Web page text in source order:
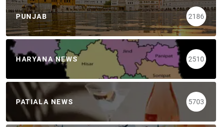
PUNJAB 2186
HARYANA NEWS 2510
PATIALA NEWS 5703